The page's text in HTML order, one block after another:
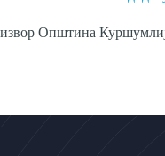
извор Општина